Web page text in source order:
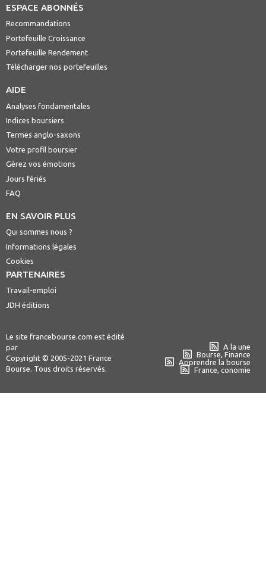
ESPACE ABONNÉS
Recommandations
Portefeuille Croissance
Portefeuille Rendement
Télécharger nos portefeuilles
AIDE
Analyses fondamentales
Indices boursiers
Termes anglo-saxons
Votre profil boursier
Gérez vos émotions
Jours fériés
FAQ
EN SAVOIR PLUS
Qui sommes nous ?
Informations légales
Cookies
PARTENAIRES
Travail-emploi
JDH éditions
Le site francebourse.com est édité
par
Copyright © 2005-2021 France
Bourse. Tous droits réservés.
A la une
Bourse, Finance
Apprendre la bourse
France, conomie